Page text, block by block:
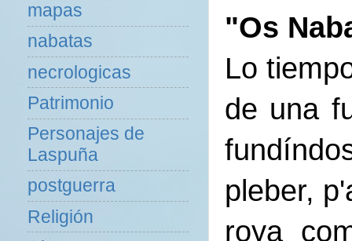
"Os
Lo
de una
pleber,
roya
mapas
nabatas
necrologicas
Patrimonio
Personajes de
Laspuña
postguerra
Religión